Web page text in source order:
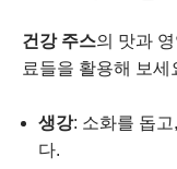
건강 주스의 맛과
료들을 활용해 보세
생강: 소화를 돕
다.